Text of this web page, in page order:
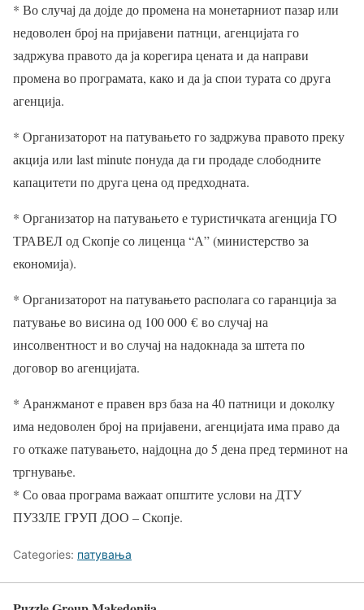
* Во случај да дојде до промена на монетарниот пазар или
недоволен број на пријавени патнци, агенцијата го
задржува правото да ја корегира цената и да направи
промена во програмата, како и да ја спои турата со друга
агенција.
* Организаторот на патувањето го задржува правото преку
акција или last minute понуда да ги продаде слободните
капацитети по друга цена од предходната.
* Организатор на патувањето е туристичката агенција ГО
ТРАВЕЛ од Скопје со лиценца “А” (министерство за
економија).
* Организаторот на патувањето располага со гаранција за
патување во висина од 100 000 € во случај на
инсолвентност и во случај на надокнада за штета по
договор во агенцијата.
* Аранжманот е правен врз база на 40 патници и доколку
има недоволен број на пријавени, агенцијата има право да
го откаже патувањето, најдоцна до 5 дена пред терминот на
тргнување.
* Со оваа програма важаат општите услови на ДТУ
ПУЗЗЛЕ ГРУП ДОО – Скопје.
Categories: патувања